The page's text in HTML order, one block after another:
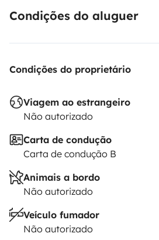
Condições do aluguer
Condições do proprietário
Viagem ao estrangeiro
Não autorizado
Carta de condução
Carta de condução B
Animais a bordo
Não autorizado
Veículo fumador
Não autorizado